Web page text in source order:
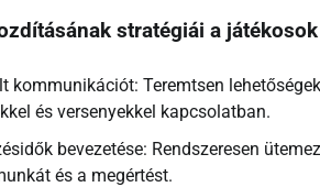
stratégiái a
kommunikációt: Teremtsen
és versenyekkel kapcsolatban.
bevezetése: Rendszeresen
és a megértést.